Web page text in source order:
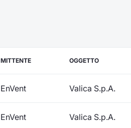
MITTENTE OGGETTO
EnVent Valica S.p.A.
EnVent Valica S.p.A.